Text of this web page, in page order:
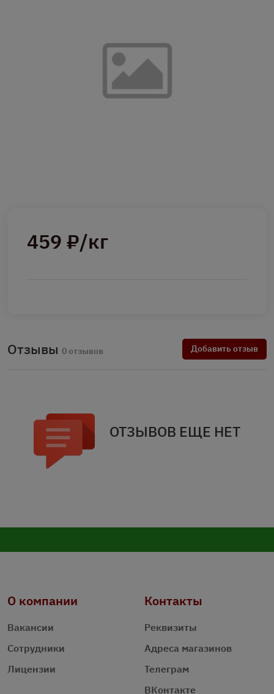
459 ₽/кг
Отзывы 0 отзывов Добавить отзыв
ОТЗЫВОВ ЕЩЕ НЕТ
О компании
Вакансии
Сотрудники
Лицензии
Контакты
Реквизиты
Адреса магазинов
Телеграм
ВКонтакте